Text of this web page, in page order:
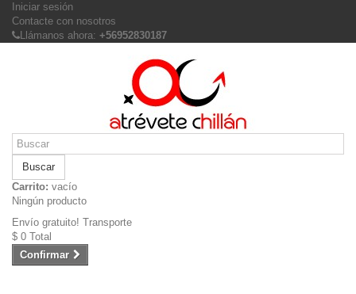
Iniciar sesión
Contacte con nosotros
Llámanos ahora: +56952830187
Buscar
Carrito: vacío
Ningún producto
Envío gratuito! Transporte
$ 0 Total
Confirmar